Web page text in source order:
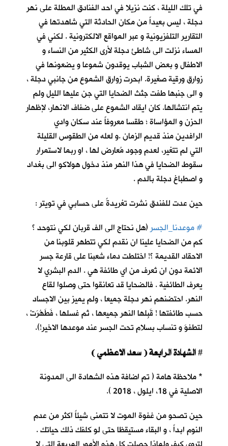
في تلك الليلة ، كنت نزيلا في احد الفنادق المطلة على نهر
دجلة ، ليس بعيداً من مكان الحادثة التي شاهدتها في
التقارير التلفزيونية و عبر المواقع الالكترونية . لكني في
المساء نزلت الى شاطئ دجلة لأرى الكثير من النساء و
الاطفال و بعض الشباب يوقدون شموعا و يضعونها في
زوارق ورقية صغيرة. ابحرت زوارق الشموع من جانبي دجلة ،
و الى جنبها طفت جثث الضحايا التي جن عليها الليل ولم
يتم انتشالها. كان ايقاد الشموع على ضفاف الانهار، لإظهار
الحزن و المؤاساة ؛ طقسا معروفاً عند سكان وادي
الرافدين منذ قديم الزمان .و لعله من الطقوس القليلة
التي لم تتغير، لعدم وجود مُعارض لها ، او ربما لاستمرار
سقوط الضحايا في هذا النهر منذ دخول هولاكو الى بغداد
و اصطباغ دجلة بالدم .
حين عدت للفندق نشرت تغريدةً على حسابي في تويتر :
#موعدنا_الجسر(هل نحتاج الى الف قربان لكي نتوحد ؟
كم من الضحايا علينا ان نقدم لكي تتطهر قلوبنا من
الاحقاد القديمة ؟! اختلطت دماء شعبنا على قارعة جسر
الائمة دون ان تُعرف من اي طائفة هي . الدم البشري لا
يعرف الطائفية . فالضحايا قد تعانقوا حتى وصلوا لقاع
النهر. احتضنهم نهر دجلة جميعا ، ولم يميز بين الاجساد
حسب طائفتها ! قَبِلها النهر جميعها ، ثم غسلها ، فَطَهُرَتْ ،
لتطفوَ و تنساب بسلام تحت الجسر عند موعدها الاخير!).
#
* ملاحظة هامة ( تم اضافة هذه الشهادة الى المدونة
الاصلية في 18، ايلول ، 2018 ).
حين تصحو من غفوة الموت لا تتمنى شيئاً اكثر من عدم
النوم ابداً ، و البقاء مستيقظا حتى لو كلفك ذلك حياتك .